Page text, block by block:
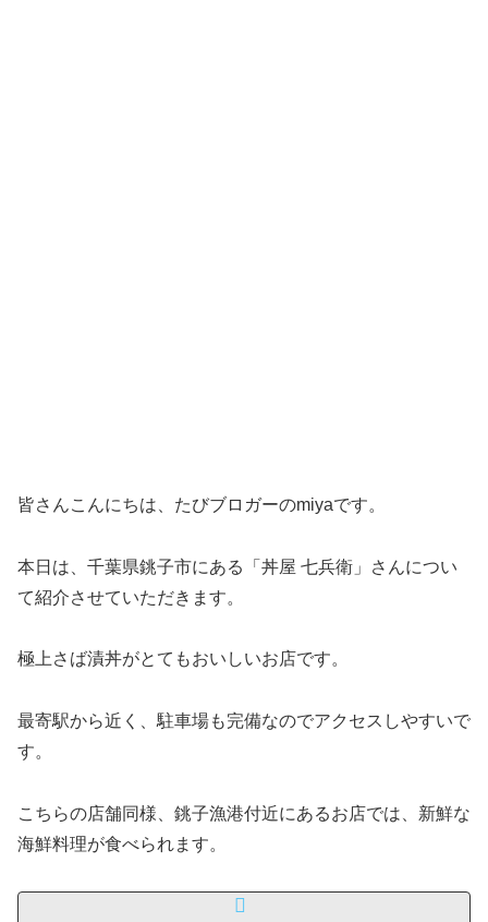
皆さんこんにちは、たびブロガーのmiyaです。
本日は、千葉県銚子市にある「丼屋 七兵衛」さんについ
て紹介させていただきます。
極上さば漬丼がとてもおいしいお店です。
最寄駅から近く、駐車場も完備なのでアクセスしやすいで
す。
こちらの店舗同様、銚子漁港付近にあるお店では、新鮮な
海鮮料理が食べられます。